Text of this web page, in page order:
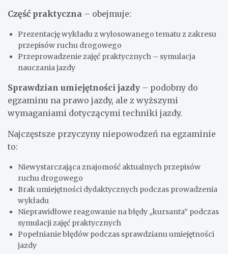
Część praktyczna – obejmuje:
Prezentację wykładu z wylosowanego tematu z zakresu
przepisów ruchu drogowego
Przeprowadzenie zajęć praktycznych – symulacja
nauczania jazdy
Sprawdzian umiejętności jazdy – podobny do
egzaminu na prawo jazdy, ale z wyższymi
wymaganiami dotyczącymi techniki jazdy.
Najczęstsze przyczyny niepowodzeń na egzaminie
to:
Niewystarczająca znajomość aktualnych przepisów
ruchu drogowego
Brak umiejętności dydaktycznych podczas prowadzenia
wykładu
Nieprawidłowe reagowanie na błędy „kursanta” podczas
symulacji zajęć praktycznych
Popełnianie błędów podczas sprawdzianu umiejętności
jazdy